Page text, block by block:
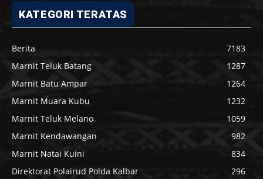
KATEGORI TERATAS
Berita
7183
Marnit Teluk Batang
1287
Marnit Batu Ampar
1264
Marnit Muara Kubu
1232
Marnit Teluk Melano
1059
Marnit Kendawangan
982
Marnit Natai Kuini
834
Direktorat Polairud Polda Kalbar
296